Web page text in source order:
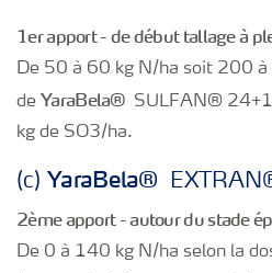
1er apport - de début tallage à
De 50 à 60 kg N/ha soit 200
de YaraBela® SULFAN®
kg de SO3/ha.
(c) YaraBela®
2ème apport - autour du stade
De 0 à 140 kg N/ha selon la